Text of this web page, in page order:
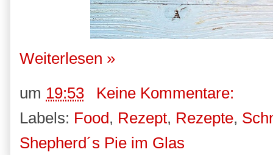
Weiterlesen »
um 19:53
Keine Kommentare:
Labels: Food, Rezept, Rezepte,
Shepherd´s Pie im Glas